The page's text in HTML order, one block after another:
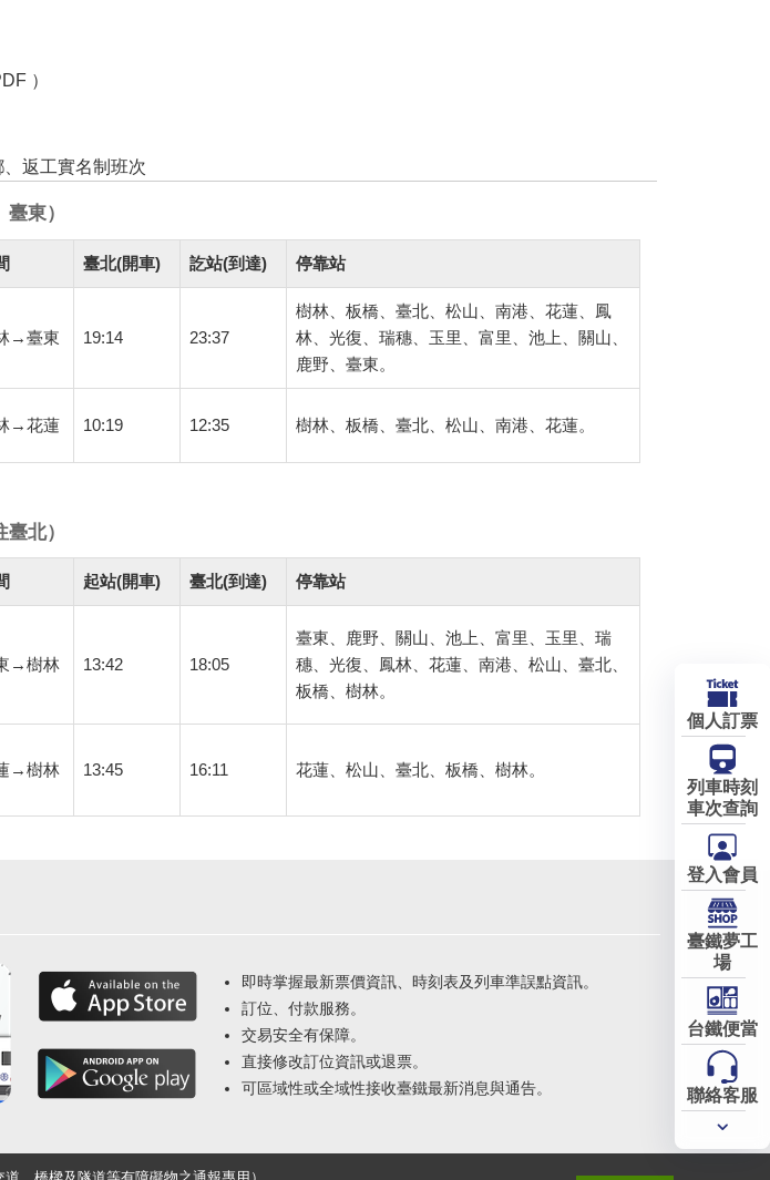
）
返工實名制班次
東）
臺北(開車) 訖站(到達) 停靠站
→臺東 19:14 23:37
樹林、板橋、臺北、松山、南港、花蓮、鳳
林、光復、瑞穗、玉里、富里、池上、關山、
鹿野、臺東。
→花蓮 10:19 12:35 樹林、板橋、臺北、松山、南港、花蓮。
北）
起站(開車) 臺北(到達) 停靠站
→樹林 13:42 18:05
臺東、鹿野、關山、池上、富里、玉里、瑞
穗、光復、鳳林、花蓮、南港、松山、臺北、
板橋、樹林。
→樹林 13:45 16:11 花蓮、松山、臺北、板橋、樹林。
即時掌握最新票價資訊、時刻表及列車準誤點資訊。
訂位、付款服務。
交易安全有保障。
直接修改訂位資訊或退票。
可區域性或全域性接收臺鐵最新消息與通告。
個人訂票
列車時刻
車次查詢
登入會員
臺鐵夢工
場
台鐵便當
聯絡客服
常用